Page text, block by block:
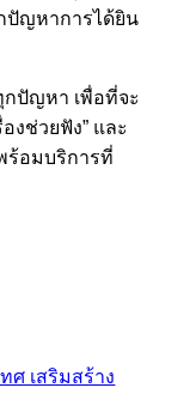
กปัญหาการได้ยิน
กปัญหา เพื่อที่จะ
งช่วยฟัง” และ
ร้อมบริการที่